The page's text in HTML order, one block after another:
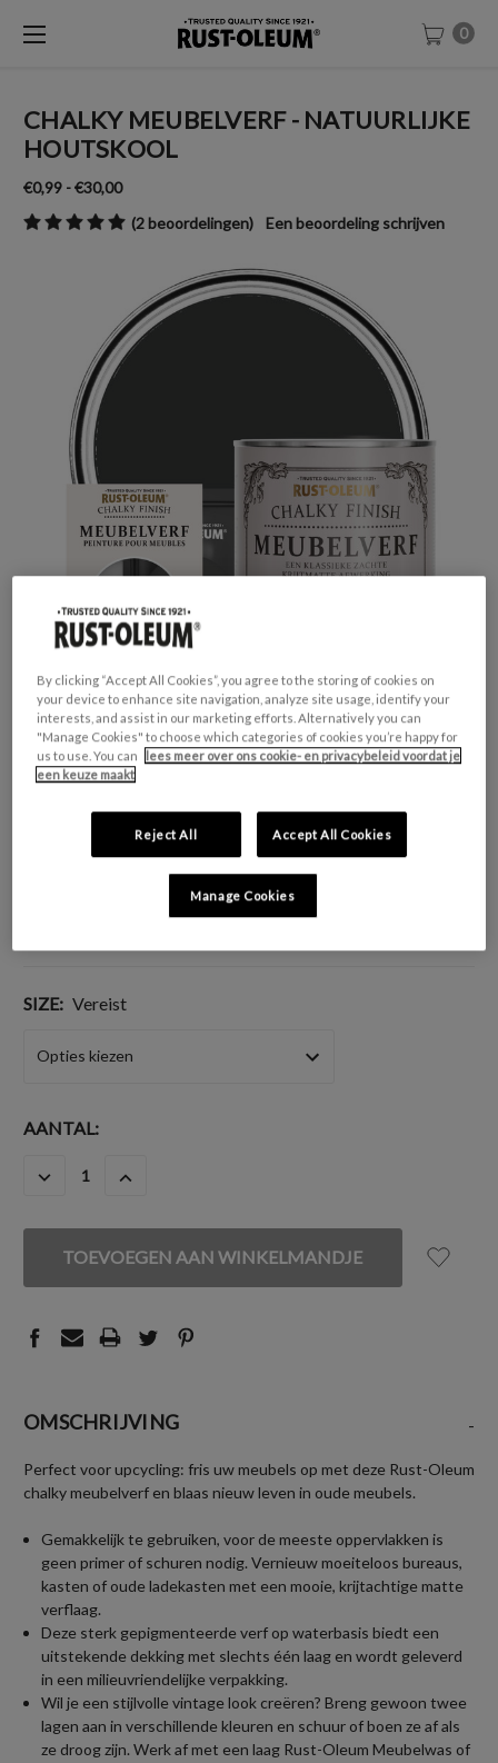
0
CHALKY MEUBELVERF - NATUURLIJKE
HOUTSKOOL
€0,99 - €30,00
(2 beoordelingen)
Een beoordeling schrijven
GESCHIKT VOOR: Meubels en plinten
Zwart
Opvallend & levendig
SIZE: Vereist
HUIDIGE
AANTAL:
HOEVEELHEID
VAN
UNDEFINED
HOEVEELHEID
VAN
UNDEFINED
OMSCHRIJVING -
Perfect voor upcycling: fris uw meubels op met deze Rust-Oleum
chalky meubelverf en blaas nieuw leven in oude meubels.
Gemakkelijk te gebruiken, voor de meeste oppervlakken is
geen primer of schuren nodig. Vernieuw moeiteloos bureaus,
kasten of oude ladekasten met een mooie, krijtachtige matte
verflaag.
Deze sterk gepigmenteerde verf op waterbasis biedt een
uitstekende dekking met slechts één laag en wordt geleverd
in een milieuvriendelijke verpakking.
Wil je een stijlvolle vintage look creëren? Breng gewoon twee
lagen aan in verschillende kleuren en schuur of boen ze af als
ze droog zijn. Werk af met een laag Rust-Oleum Meubelwas of
By clicking “Accept All Cookies”, you agree to the storing of cookies on
your device to enhance site navigation, analyze site usage, identify your
interests, and assist in our marketing efforts. Alternatively you can
"Manage Cookies" to choose which categories of cookies you’re happy for
us to use. You can
lees meer over ons cookie- en privacybeleid voordat je
een keuze maakt
Reject All Accept All Cookies
Manage Cookies